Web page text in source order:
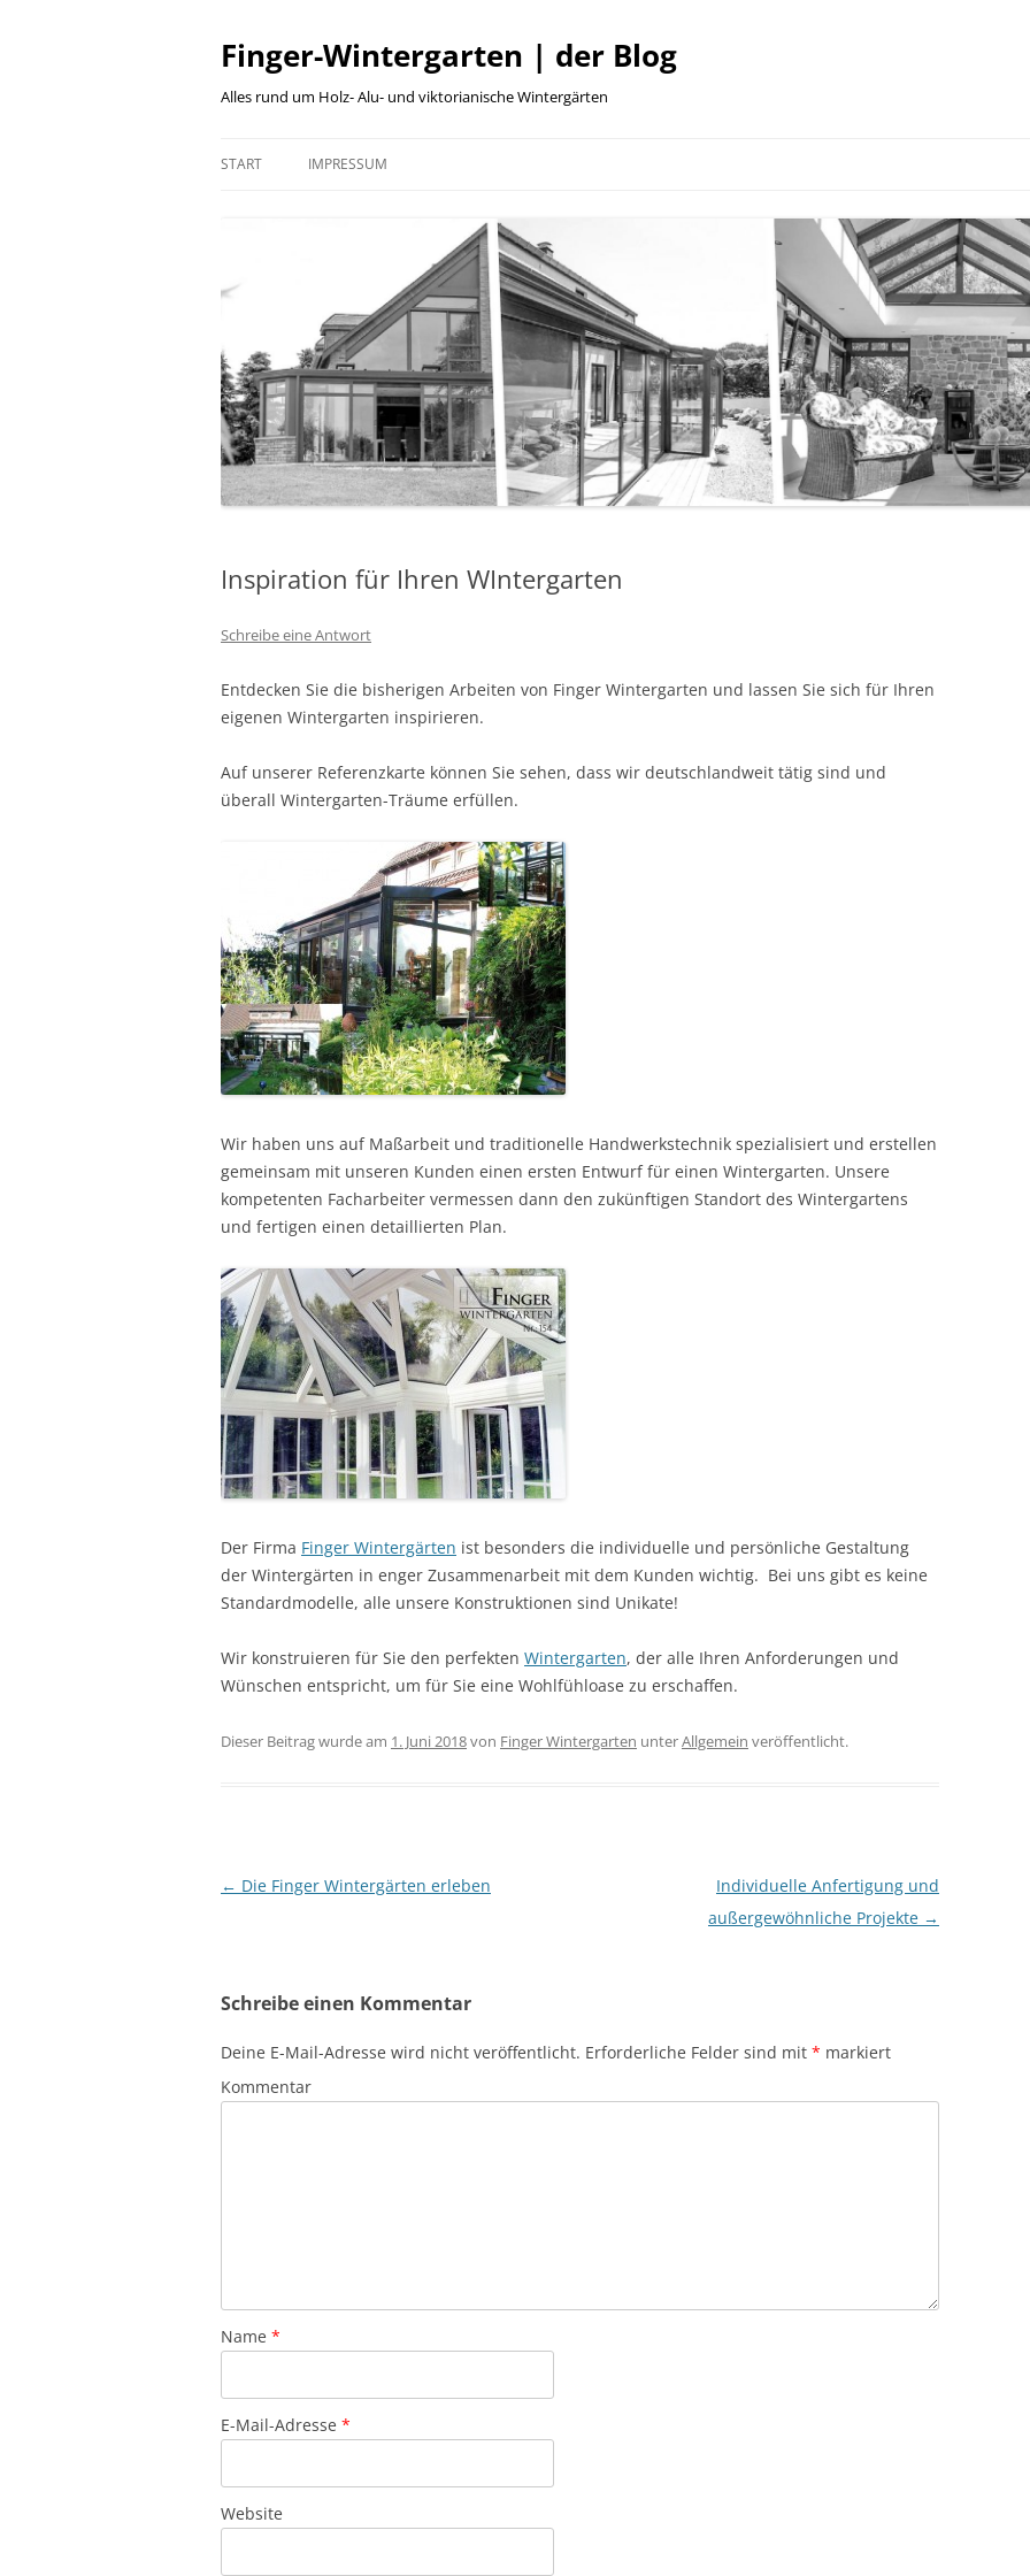
Finger-Wintergarten | der Blog
Alles rund um Holz- Alu- und viktorianische Wintergärten
START IMPRESSUM
Inspiration für Ihren WIntergarten
Schreibe eine Antwort
Entdecken Sie die bisherigen Arbeiten von Finger Wintergarten und lassen Sie sich für Ihren
eigenen Wintergarten inspirieren.
Auf unserer Referenzkarte können Sie sehen, dass wir deutschlandweit tätig sind und
überall Wintergarten-Träume erfüllen.
Wir haben uns auf Maßarbeit und traditionelle Handwerkstechnik spezialisiert und erstellen
gemeinsam mit unseren Kunden einen ersten Entwurf für einen Wintergarten. Unsere
kompetenten Facharbeiter vermessen dann den zukünftigen Standort des Wintergartens
und fertigen einen detaillierten Plan.
Der Firma Finger Wintergärten ist besonders die individuelle und persönliche Gestaltung
der Wintergärten in enger Zusammenarbeit mit dem Kunden wichtig. Bei uns gibt es keine
Standardmodelle, alle unsere Konstruktionen sind Unikate!
Wir konstruieren für Sie den perfekten Wintergarten, der alle Ihren Anforderungen und
Wünschen entspricht, um für Sie eine Wohlfühloase zu erschaffen.
Dieser Beitrag wurde am 1. Juni 2018von Finger Wintergarten unterAllgemein veröffentlicht.
Beitrags-
← Die Finger Wintergärten erleben
Individuelle Anfertigung und
außergewöhnliche Projekte →
Schreibe einen Kommentar
Deine E-Mail-Adresse wird nicht veröffentlicht. Erforderliche Felder sind mit * markiert
Kommentar
Name *
E-Mail-Adresse *
Website